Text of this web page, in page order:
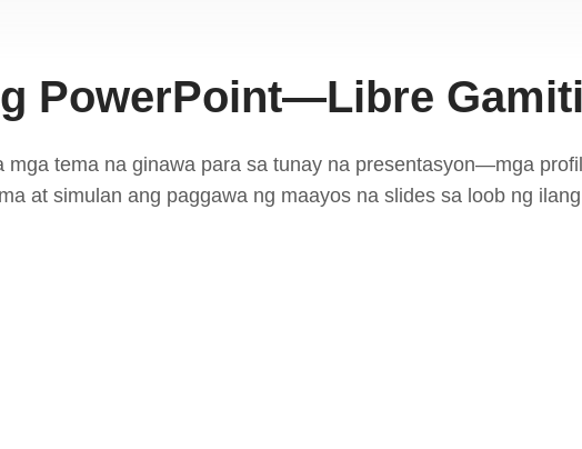
PowerPoint—Libre
tema na ginawa para sa tunay na presentasyon—mga
at simulan ang paggawa ng maayos na slides sa loob ng